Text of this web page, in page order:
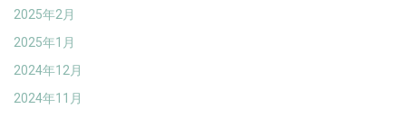
2025年2月
2025年1月
2024年12月
2024年11月